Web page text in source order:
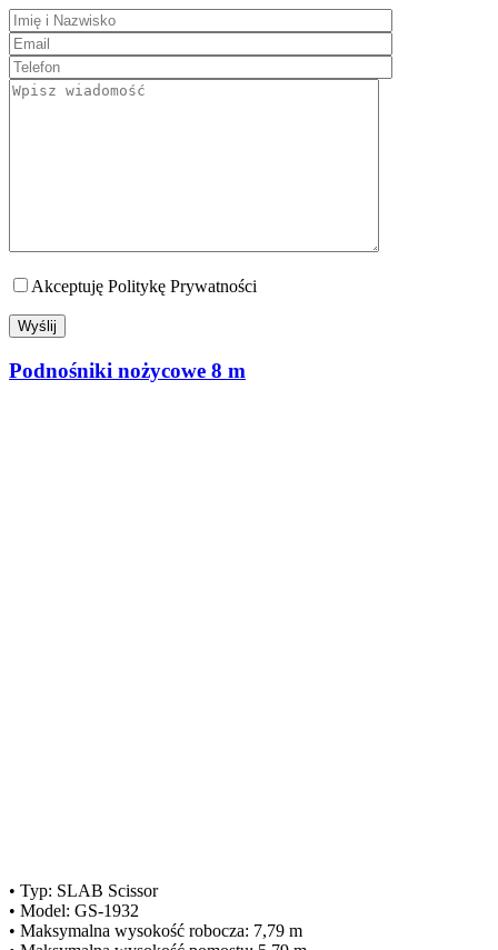
Akceptuję Politykę Prywatności
Wyślij
Podnośniki nożycowe 8 m
• Typ: SLAB Scissor
• Model: GS-1932
• Maksymalna wysokość robocza: 7,79 m